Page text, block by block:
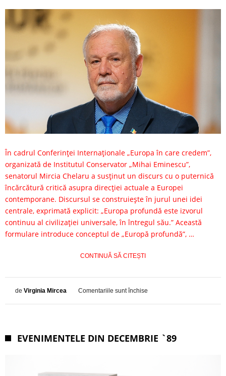
În cadrul Conferinței Internaționale „Europa în care credem”,
organizată de Institutul Conservator „Mihai Eminescu”,
senatorul Mircia Chelaru a susținut un discurs cu o puternică
încărcătură critică asupra direcției actuale a Europei
contemporane. Discursul se construiește în jurul unei idei
centrale, exprimată explicit: „Europa profundă este izvorul
continuu al civilizației universale, în întregul său.” Această
formulare introduce conceptul de „Europă profundă”, …
CONTINUĂ SĂ CITEȘTI
deVirginia Mircea Comentariile sunt închisepentru
identității
EVENIMENTELE DIN DECEMBRIE `89